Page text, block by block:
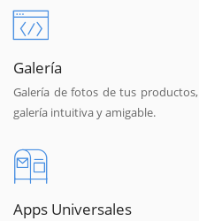
Galería
Galería de fotos de tus
galería intuitiva y amigable.
Apps Universales